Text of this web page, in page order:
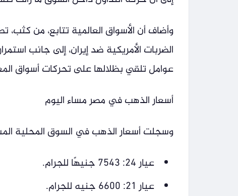
وأضاف أن الأسواق العالمية تتابع، من
الضربات الأمريكية ضد إيران، إلى جانب
عوامل تلقي بظلالها على تحركات أسواق
أسعار الذهب في مصر مساء اليوم
وسجلت أسعار الذهب في السوق المحلية
عيار 24: 7543 جنيهًا للجرام.
عيار 21: 6600 جنيه للجرام.